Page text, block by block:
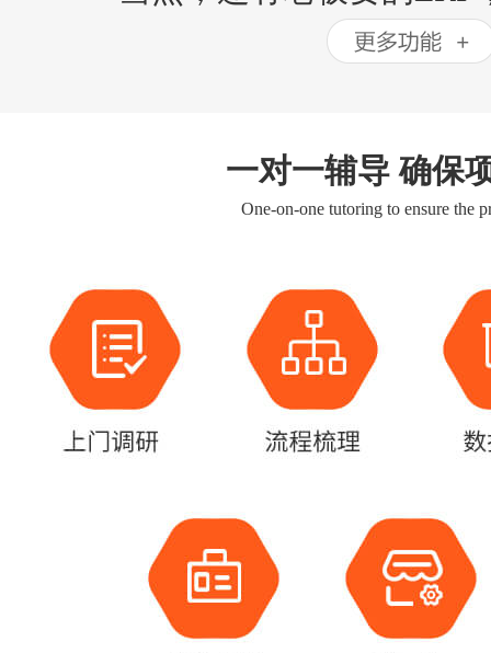
一对一辅导 确保
One-on-one tutoring to ensure the